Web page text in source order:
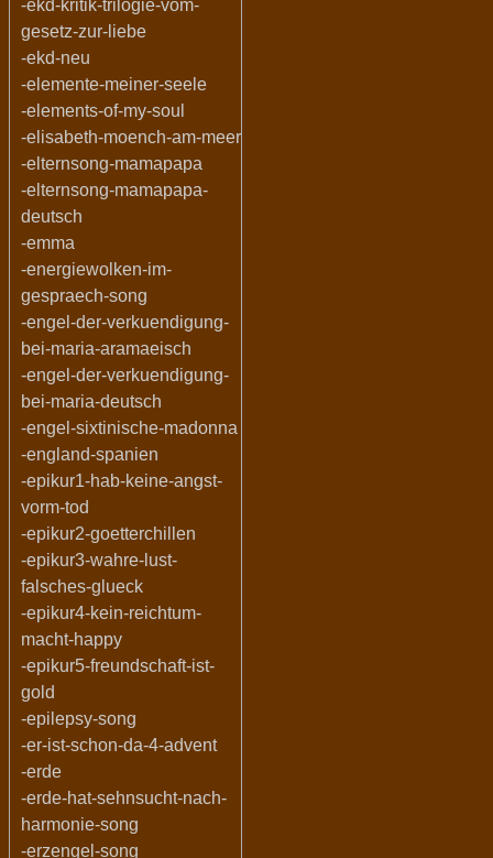
-ekd-kritik-trilogie-vom-
gesetz-zur-liebe
-ekd-neu
-elemente-meiner-seele
-elements-of-my-soul
-elisabeth-moench-am-meer
-elternsong-mamapapa
-elternsong-mamapapa-
deutsch
-emma
-energiewolken-im-
gespraech-song
-engel-der-verkuendigung-
bei-maria-aramaeisch
-engel-der-verkuendigung-
bei-maria-deutsch
-engel-sixtinische-madonna
-england-spanien
-epikur1-hab-keine-angst-
vorm-tod
-epikur2-goetterchillen
-epikur3-wahre-lust-
falsches-glueck
-epikur4-kein-reichtum-
macht-happy
-epikur5-freundschaft-ist-
gold
-epilepsy-song
-er-ist-schon-da-4-advent
-erde
-erde-hat-sehnsucht-nach-
harmonie-song
-erzengel-song